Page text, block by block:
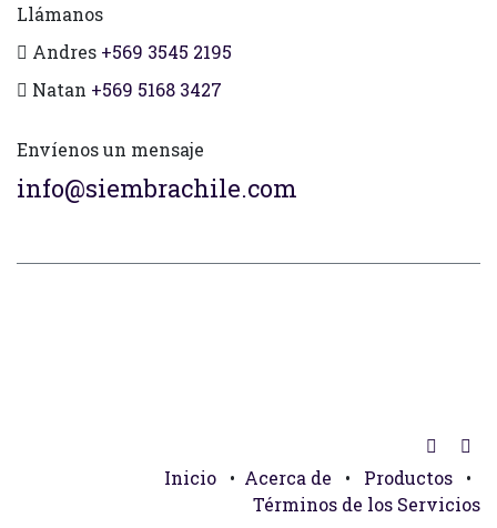
Llámanos
Andres +569 3545 2195
Natan +569 5168 3427
Envíenos un mensaje
info@siembrachile.com
Inicio • Acerca de • Productos
•
Términos de los Servicios